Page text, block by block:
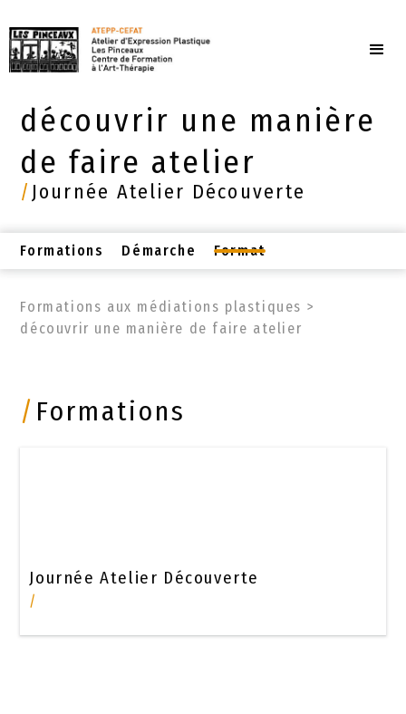
découvrir une manière
de faire atelier
/ Journée Atelier Découverte
Formations Démarche Format
Formations aux médiations plastiques >
découvrir une manière de faire atelier
/ Formations
Journée Atelier Découverte
/